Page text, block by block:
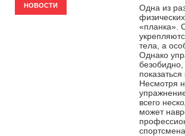
НОВОСТИ
Одна из
«планка».
тела, а
Однако
Несмотря
всего
может